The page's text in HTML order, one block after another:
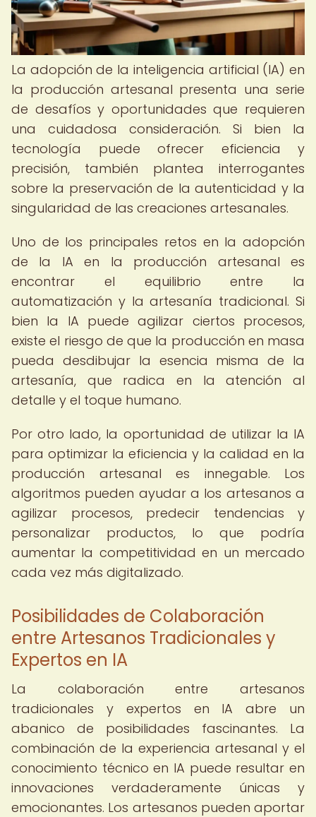
La adopción de la inteligencia artificial (IA) en
la producción artesanal presenta una serie
de desafíos y oportunidades que requieren
una cuidadosa consideración. Si bien la
tecnología puede ofrecer eficiencia y
precisión, también plantea interrogantes
sobre la preservación de la autenticidad y la
singularidad de las creaciones artesanales.
Uno de los principales retos en la adopción
de la IA en la producción artesanal es
encontrar el equilibrio entre la
automatización y la artesanía tradicional. Si
bien la IA puede agilizar ciertos procesos,
existe el riesgo de que la producción en masa
pueda desdibujar la esencia misma de la
artesanía, que radica en la atención al
detalle y el toque humano.
Por otro lado, la oportunidad de utilizar la IA
para optimizar la eficiencia y la calidad en la
producción artesanal es innegable. Los
algoritmos pueden ayudar a los artesanos a
agilizar procesos, predecir tendencias y
personalizar productos, lo que podría
aumentar la competitividad en un mercado
cada vez más digitalizado.
Posibilidades de Colaboración
entre Artesanos Tradicionales y
Expertos en IA
La colaboración entre artesanos
tradicionales y expertos en IA abre un
abanico de posibilidades fascinantes. La
combinación de la experiencia artesanal y el
conocimiento técnico en IA puede resultar en
innovaciones verdaderamente únicas y
emocionantes. Los artesanos pueden aportar